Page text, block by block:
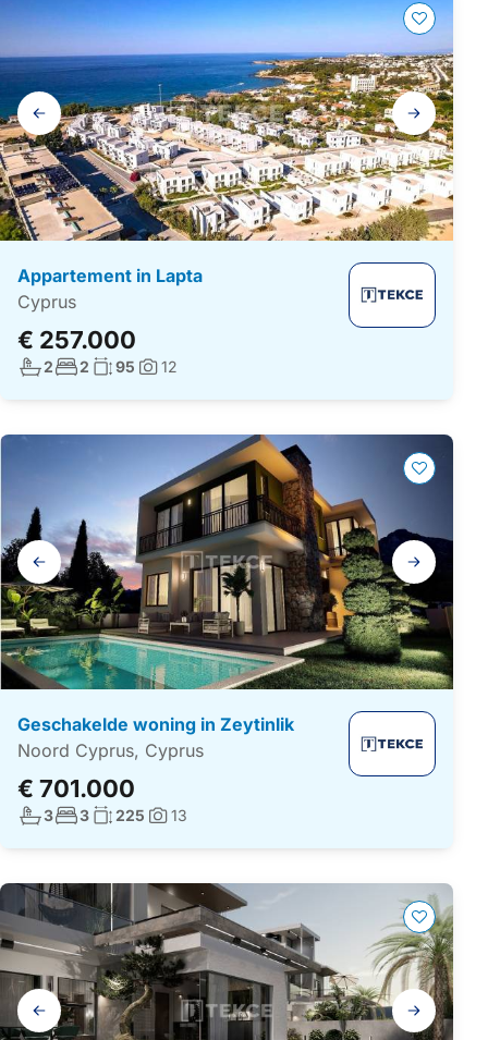
Galerij
navigatie
Appartement in Lapta
Cyprus
€ 257.000
Aantal badkamers:
2Aantal slaapkamers:
2 Woonoppervlakte:
95 Foto's:
12
Galerij
navigatie
Geschakelde woning in Zeytinlik
Noord Cyprus, Cyprus
€ 701.000
Aantal badkamers:
3Aantal slaapkamers:
3Woonoppervlakte:
225 Foto's:
13
Galerij
navigatie